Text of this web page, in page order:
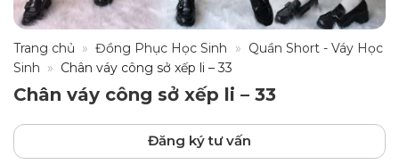
Trang chủ » Đồng Phục Học Sinh » Quần Short - Váy Học
Sinh » Chân váy công sở xếp li – 33
Chân váy công sở xếp li – 33
Đăng ký tư vấn